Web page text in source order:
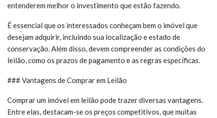
entenderem melhor o investimento que estão fazendo.
É essencial que os interessados conheçam bem o imóvel que
desejam adquirir, incluindo sua localização e estado de
conservação. Além disso, devem compreender as condições do
leilão, como os prazos de pagamento e as regras específicas.
### Vantagens de Comprar em Leilão
Comprar um imóvel em leilão pode trazer diversas vantagens.
Entre elas, destacam-se os preços competitivos, que muitas